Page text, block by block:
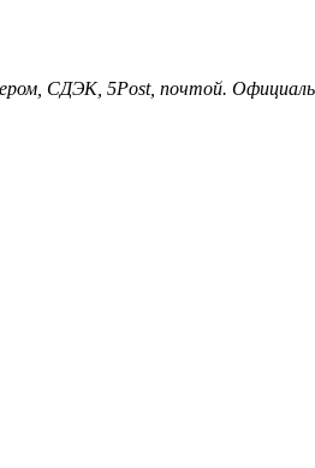
СДЭК, 5Post, почтой.